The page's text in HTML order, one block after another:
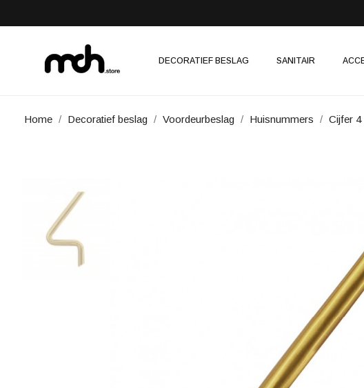
DECORATIEF BESLAG SANITAIR
Home Decoratief beslag Voordeurbeslag Huisnummers Cijfer